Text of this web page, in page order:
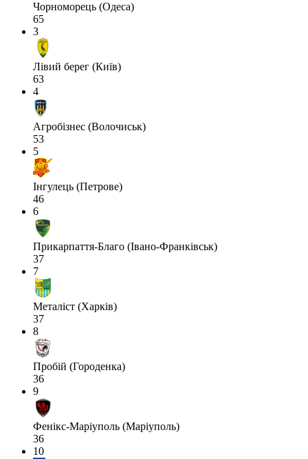
Чорноморець (Одеса)
65
3
Лівий берег (Київ)
63
4
Агробізнес (Волочиськ)
53
5
Інгулець (Петрове)
46
6
Прикарпаття-Благо (Івано-Франківськ)
37
7
Металіст (Харків)
37
8
Пробій (Городенка)
36
9
Фенікс-Маріуполь (Маріуполь)
36
10